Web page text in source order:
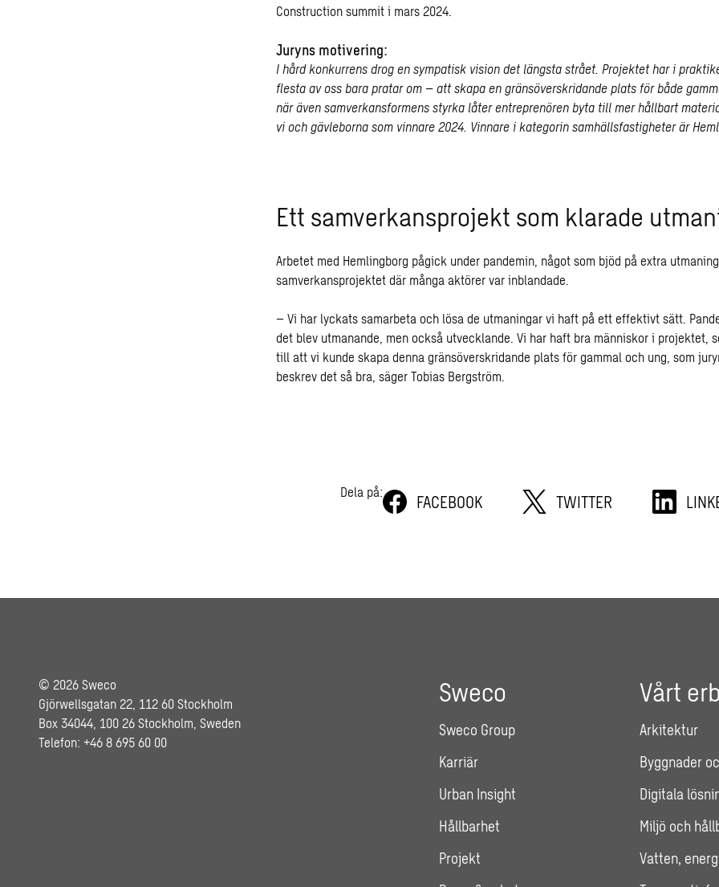
Construction summit i mars 2024.
Juryns motivering:
I hård konkurrens drog en sympatisk vision det längsta strået. Projektet har i
flesta av oss bara pratar om – att skapa en gränsöverskridande plats för både
när även samverkansformens styrka låter entreprenören byta till mer hållbart
vi och gävleborna som vinnare 2024. Vinnare i kategorin samhällsfastigheter är
Ett samverkansprojekt som klarade
Arbetet med Hemlingborg pågick under pandemin, något som bjöd på extra
samverkansprojektet där många aktörer var inblandade.
– Vi har lyckats samarbeta och lösa de utmaningar vi haft på ett effektivt sätt.
det blev utmanande, men också utvecklande. Vi har haft bra människor i projektet,
till att vi kunde skapa denna gränsöverskridande plats för gammal och ung, som
beskrev det så bra, säger Tobias Bergström.
Dela på:
FACEBOOK TWITTER
© 2026 Sweco
Gjörwellsgatan 22, 112 60 Stockholm
Box 34044, 100 26 Stockholm, Sweden
Telefon: +46 8 695 60 00
Sweco
Sweco Group
Karriär
Urban Insight
Hållbarhet
Projekt
Vårt
Arkitektur
Byggnader
Digitala
Miljö och
Vatten,